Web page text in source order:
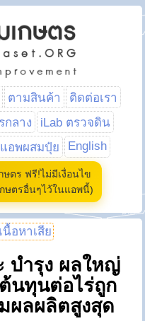
ตามสินค้า
ติดต่อเรา
กลาง
iLab ตรวจดิน
แอพผสมปุ๋ย English
ษตร ฟรี!ไม่มีเงื่อนไข
ษตรอื่นๆไว้ในแอพนี้)
นื้อหาเสีย
บำรุง ผลใหญ่
นทุนต่อไร่ถูก
ผลผลิตสูงสุด